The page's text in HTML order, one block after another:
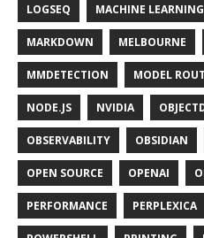
LOGSEQ MACHINE LEARNING
MARKDOWN MELBOURNE
MMDETECTION MODEL
NODE.JS NVIDIA
OBSERVABILITY OBSIDIAN
OPEN SOURCE OPENAI
PERFORMANCE PERPLEXICA